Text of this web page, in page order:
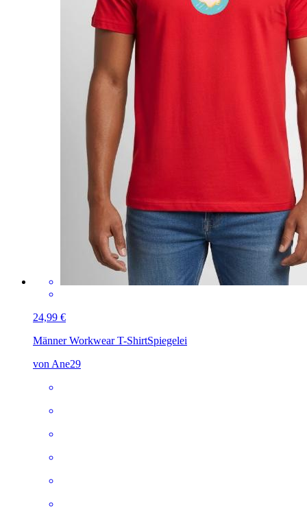
24,99 €
Männer Workwear T-ShirtSpiegelei
von Ane29